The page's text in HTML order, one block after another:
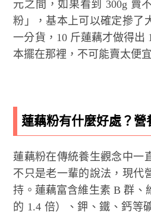
元之間，如果看到 300g 賣
粉」，基本上可以確定摻了
一分貨，10 斤蓮藕才做得出
本擺在那裡，不可能賣太便宜
蓮藕粉有什麼好處？
蓮藕粉在傳統養生觀念中一
不只是老一輩的說法，現代
持。蓮藕富含維生素 B 群、
的 1.4 倍）、鉀、鐵、鈣等